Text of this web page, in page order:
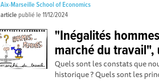
Aix-Marseille School of Economics
article publié le11/12/2024
"Inégalités
marché du travail",
Quels sont les constats que
historique ? Quels sont les